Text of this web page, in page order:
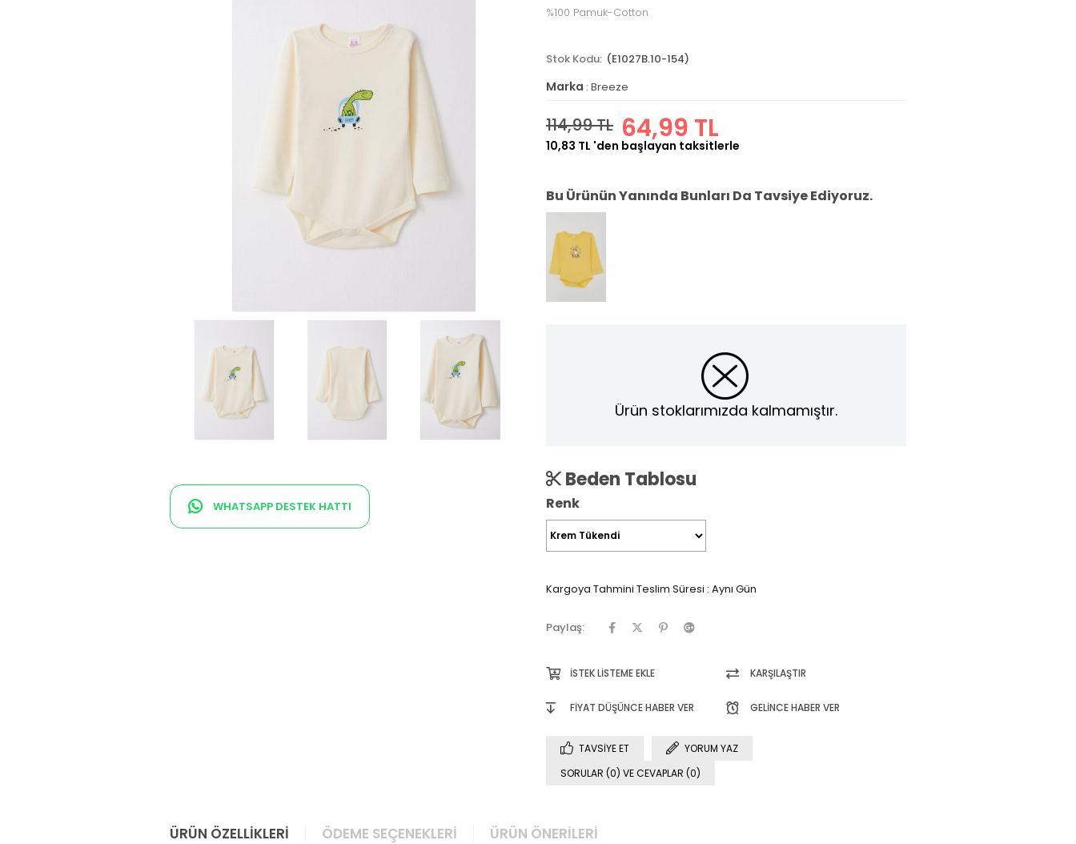
WHATSAPP DESTEK HATTI
%100 Pamuk-Cotton
(E1027B.10-154)
Marka : Breeze
114,99 TL 64,99 TL
10,83 TL 'den başlayan taksitlerle
Bu Ürünün Yanında Bunları Da Tavsiye Ediyoruz.
Ürün stoklarımızda kalmamıştır.
Beden Tablosu
Renk
Kargoya Tahmini Teslim Süresi : Aynı Gün
Paylaş:
İSTEK LISTEME EKLE KARŞILAŞTIR
FIYAT DÜŞÜNCE HABER VER GELINCE HABER VER
TAVSIYE ET
YORUM YAZ
SORULAR (0) VE CEVAPLAR (0)
ÜRÜN ÖZELLIKLERI ÖDEME SEÇENEKLERI ÜRÜN ÖNERILERI